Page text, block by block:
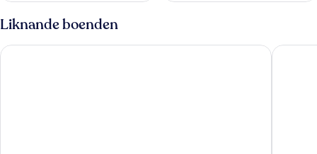
Liknande boenden
The Lodge at Vail, a RockResort by Vail Resorts Vail's